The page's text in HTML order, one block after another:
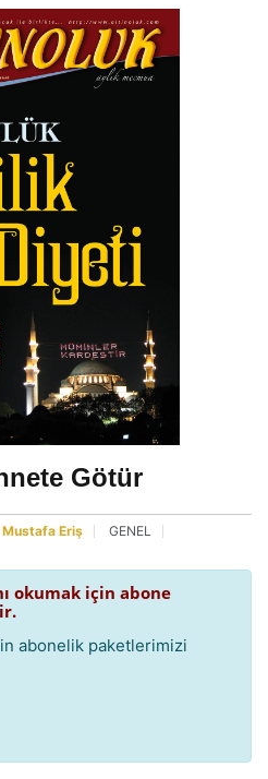
Götür
Mustafa Eriş GENEL
okumak için abone
abonelik paketlerimizi